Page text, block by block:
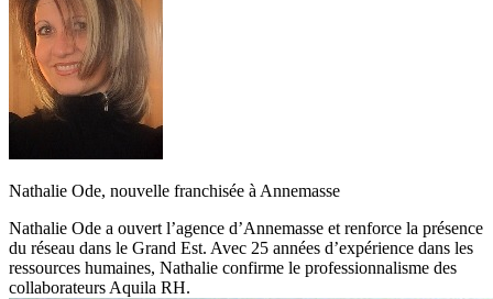
Nathalie Ode, nouvelle franchisée à Annemasse
Nathalie Ode a ouvert l’agence d’Annemasse et renforce la présence
du réseau dans le Grand Est. Avec 25 années d’expérience dans les
ressources humaines, Nathalie confirme le professionnalisme des
collaborateurs Aquila RH.